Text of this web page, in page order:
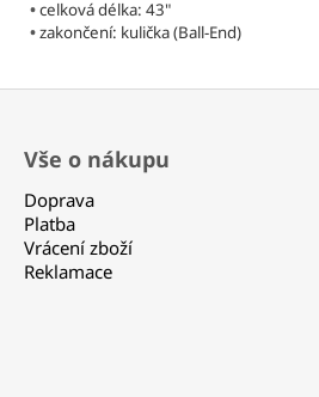
•celková délka: 43"
•zakončení: kulička (Ball-End)
Vše o nákupu
Doprava
Platba
Vrácení zboží
Reklamace